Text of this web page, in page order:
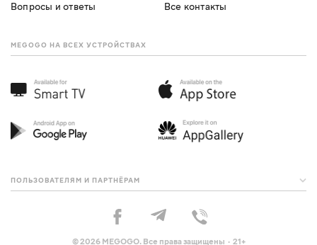
Вопросы и ответы Все контакты
MEGOGO НА ВСЕХ УСТРОЙСТВАХ
ПОЛЬЗОВАТЕЛЯМ И ПАРТНЁРАМ
© 2026 MEGOGO. Все права защищены · 21+